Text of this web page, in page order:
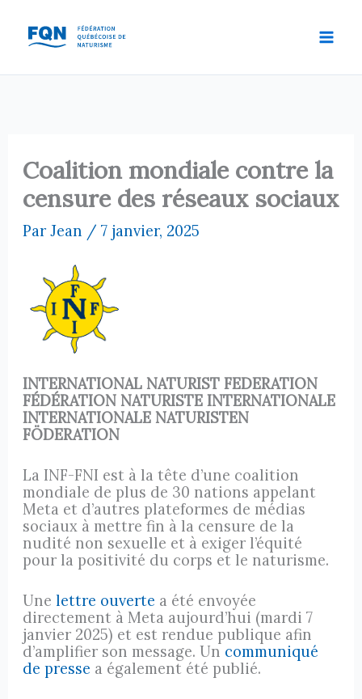
contenu
Coalition mondiale contre la
censure des réseaux sociaux
ParJean /7 janvier, 2025
INTERNATIONAL NATURIST FEDERATION
FÉDÉRATION NATURISTE INTERNATIONALE
INTERNATIONALE NATURISTEN
FÖDERATION
La INF-FNI est à la tête d’une coalition
mondiale de plus de 30 nations appelant
Meta et d’autres plateformes de médias
sociaux à mettre fin à la censure de la
nudité non sexuelle et à exiger l’équité
pour la positivité du corps et le naturisme.
Unelettre ouverte a été envoyée
directement à Meta aujourd’hui (mardi 7
janvier 2025) et est rendue publique afin
d’amplifier son message. Un communiqué
de presse a également été publié.